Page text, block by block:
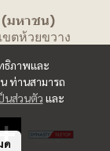
ธิภาพและ
ท่านสามารถ
นส่วนตัว และ
ด
(มหาชน)
ขตห้วยขวาง